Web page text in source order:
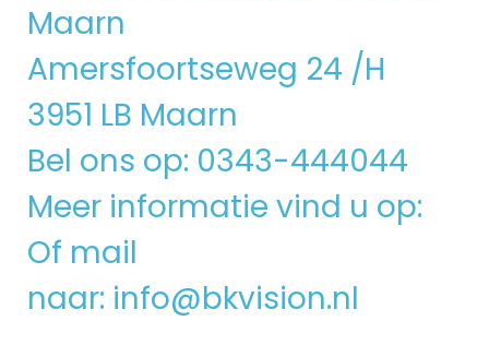
Maarn
Amersfoortseweg 24 /H
3951 LB Maarn
Bel ons op: 0343-444044
Meer informatie vind u op:
Of mail
naar: info@bkvision.nl